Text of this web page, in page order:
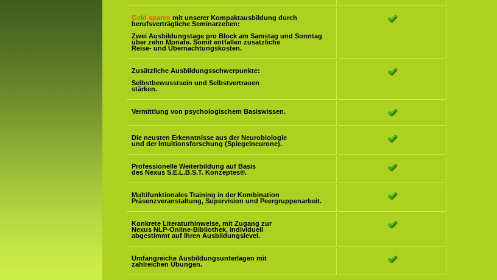
Geld sparen mit unserer Kompaktausbildung durch
berufsverträgliche Seminarzeiten:
Zwei Ausbildungstage pro Block am Samstag und Sonntag
über zehn Monate. Somit entfallen zusätzliche
Reise- und Übernachtungskosten.
Zusätzliche Ausbildungsschwerpunkte:
Selbstbewusstsein und Selbstvertrauen
stärken.
Vermittlung von psychologischem Basiswissen.
Die neusten Erkenntnisse aus der Neurobiologie
und der Intuitionsforschung (Spiegelneurone).
Professionelle Weiterbildung auf Basis
des Nexus S.E.L.B.S.T. Konzeptes®.
Multifunktionales Training in der Kombination
Präsenzveranstaltung, Supervision und Peergruppenarbeit.
Konkrete Literaturhinweise, mit Zugang zur
Nexus NLP-Online-Bibliothek, individuell
abgestimmt auf Ihren Ausbildungslevel.
Umfangreiche Ausbildungsunterlagen mit
zahlreichen Übungen.